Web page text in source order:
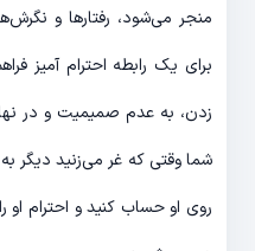
منجر می‌شود، رفتارها و
برای یک رابطه احترام آمیز
زدن، به عدم صمیمیت و در
شما وقتی که غر می‌زنید دیگر به
روی او حساب کنید و احترام